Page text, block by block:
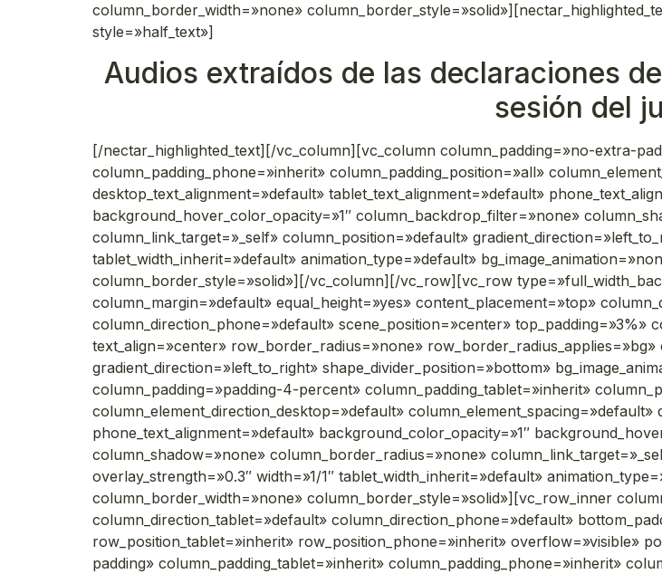
column_border_width=»none»
style=»half_text»]
Audios extraídos de las declaraciones
sesión del
[/nectar_highlighted_text][/vc_column][vc_column column_padding=»no-extra-
column_padding_phone=»inherit» column_padding_position=»all»
desktop_text_alignment=»default» tablet_text_alignment=»default»
background_hover_color_opacity=»1″ column_backdrop_filter=»none»
column_link_target=»_self» column_position=»default»
tablet_width_inherit=»default» animation_type=»default»
column_border_style=»solid»][/vc_column][/vc_row][vc_row
column_margin=»default» equal_height=»yes» content_placement=»top»
column_direction_phone=»default» scene_position=»center» top_padding=»3%»
text_align=»center» row_border_radius=»none»
gradient_direction=»left_to_right» shape_divider_position=»bottom»
column_padding=»padding-4-percent» column_padding_tablet=»inherit»
column_element_direction_desktop=»default»
phone_text_alignment=»default» background_color_opacity=»1″
column_shadow=»none» column_border_radius=»none»
overlay_strength=»0.3″ width=»1/1″ tablet_width_inherit=»default»
column_border_width=»none» column_border_style=»solid»][vc_row_inner
column_direction_tablet=»default» column_direction_phone=»default»
row_position_tablet=»inherit» row_position_phone=»inherit» overflow=»visible»
padding» column_padding_tablet=»inherit» column_padding_phone=»inherit»